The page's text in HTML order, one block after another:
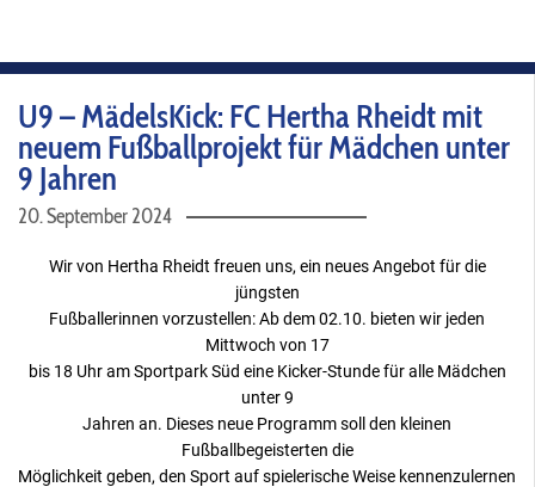
U9 – MädelsKick: FC Hertha Rheidt mit
neuem Fußballprojekt für Mädchen unter
9 Jahren
20. September 2024
Wir von Hertha Rheidt freuen uns, ein neues Angebot für die
jüngsten
Fußballerinnen vorzustellen: Ab dem 02.10. bieten wir jeden
Mittwoch von 17
bis 18 Uhr am Sportpark Süd eine Kicker-Stunde für alle Mädchen
unter 9
Jahren an. Dieses neue Programm soll den kleinen
Fußballbegeisterten die
Möglichkeit geben, den Sport auf spielerische Weise kennenzulernen